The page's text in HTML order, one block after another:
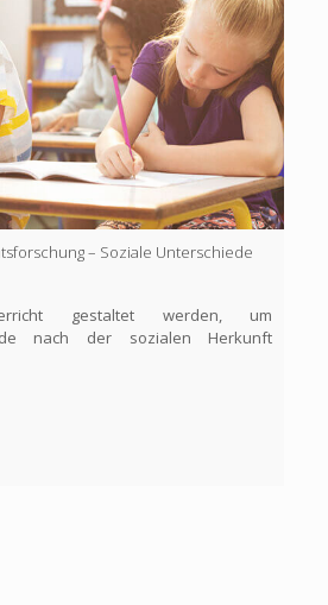
– Soziale Unterschiede
gestaltet werden, um
nach der sozialen Herkunft